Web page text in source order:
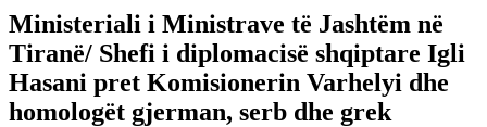
Ministeriali i Ministrave të Jashtëm në
Tiranë/ Shefi i diplomacisë shqiptare Igli
Hasani pret Komisionerin Varhelyi dhe
homologët gjerman, serb dhe grek